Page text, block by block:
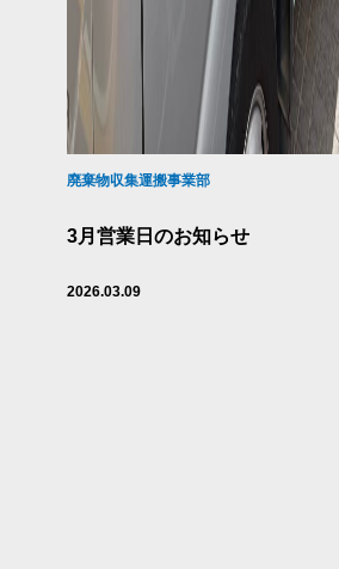
廃棄物収集運搬事業部
3月営業日のお知らせ
2026.03.09